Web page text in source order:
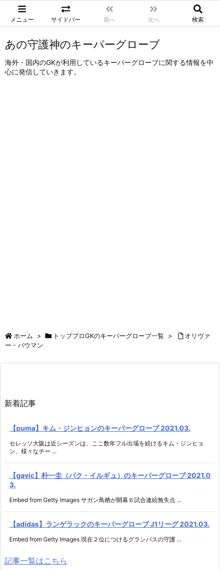
メニュー サイドバー 前へ 次へ 検索
あの守護神のキーパーグローブ
海外・国内のGKが利用しているキーパーグローブに関する情報を中
心に発信していきます。
ホーム > トッププロGKのキーパーグローブ一覧 >
オリヴァ
ー・バウマン
新着記事
【puma】キム・ジンヒョンのキーパーグローブ 2021.03.
セレッソ大阪は近シーズンは、ここ数年フル出場を続けるキム・ジンヒョ
ン、様々なチー ...
【gavic】朴一圭（パク・イルギュ）のキーパーグローブ 2021.0
3.
Embed from Getty Images サガン鳥栖が開幕６試合連続無失点 ...
【adidas】ランゲラックのキーパーグローブ J1リーグ 2021.03.
Embed from Getty Images 現在２位につけるグランパスの守護 ...
記事一覧はこちら